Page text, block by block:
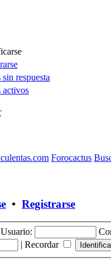
sin respuesta
activos
Forocactus
• Registrarse
| Recordar